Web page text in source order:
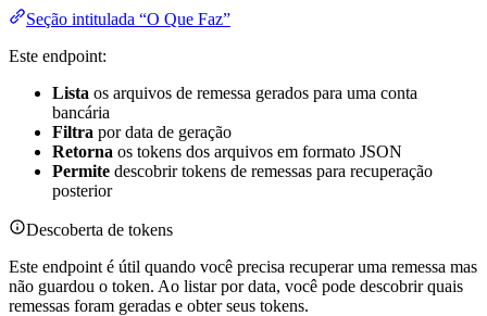
Seção intitulada “O Que Faz”
Este endpoint:
Lista os arquivos de remessa gerados para uma conta
bancária
Filtra por data de geração
Retorna os tokens dos arquivos em formato JSON
Permite descobrir tokens de remessas para recuperação
posterior
Descoberta de tokens
Este endpoint é útil quando você precisa recuperar uma remessa mas
não guardou o token. Ao listar por data, você pode descobrir quais
remessas foram geradas e obter seus tokens.